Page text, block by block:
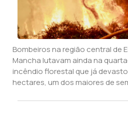
Bombeiros na região central de
Mancha lutavam ainda na
incêndio florestal que já
hectares, um dos maiores de